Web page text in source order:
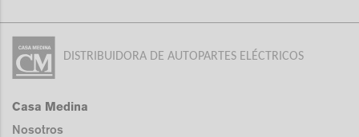
DISTRIBUIDORA DE AUTOPARTES ELÉCTRICOS
Casa Medina
Nosotros